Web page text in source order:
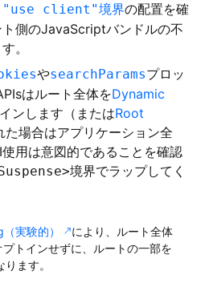
"use client"境界の配置を確
側のJavaScriptバンドルの不
。
やsearchParamsプロッ
はルート全体をDynamic
ンします（またはRoot
た場合はアプリケーション全
用は意図的であることを確認
境界でラップしてく
実験的）
により、ルート全体
トインせずに、ルートの一部を
ます。